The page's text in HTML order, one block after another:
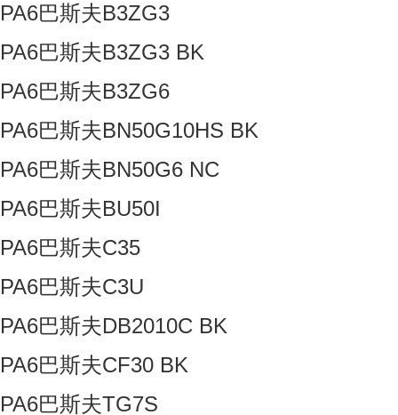
PA6巴斯夫B3ZG3
PA6巴斯夫B3ZG3 BK
PA6巴斯夫B3ZG6
PA6巴斯夫BN50G10HS BK
PA6巴斯夫BN50G6 NC
PA6巴斯夫BU50I
PA6巴斯夫C35
PA6巴斯夫C3U
PA6巴斯夫DB2010C BK
PA6巴斯夫CF30 BK
PA6巴斯夫TG7S